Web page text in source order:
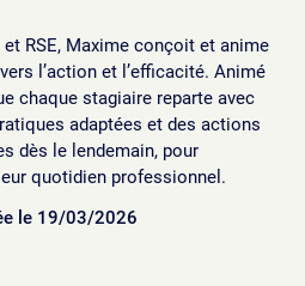
RSE, Maxime conçoit et anime
l’action et l’efficacité. Animé
chaque stagiaire reparte avec
adaptées et des actions
dès le lendemain, pour
quotidien professionnel.
le 19/03/2026